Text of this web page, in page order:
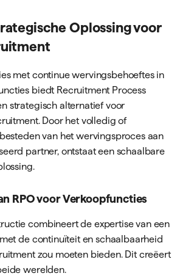
Oplossing voor
met continue wervingsbehoeftes in
biedt Recruitment Process
strategisch alternatief voor
Door het volledig of
van het wervingsproces aan
partner, ontstaat een schaalbare
RPO voor Verkoopfuncties
combineert de expertise van een
de continuïteit en schaalbaarheid
zou moeten bieden. Dit creëert
werelden.